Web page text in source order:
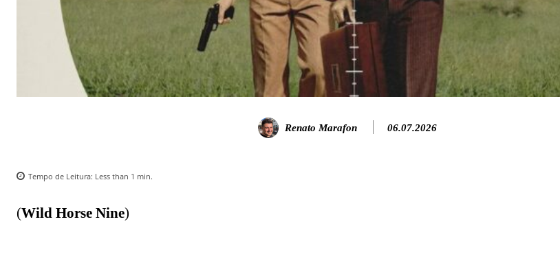
Renato Marafon 06.07.2026
Tempo de Leitura: Less than 1 min.
(Wild Horse Nine)